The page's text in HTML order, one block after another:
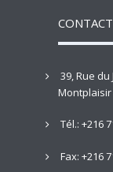
CONTACT
39, Rue du
Montplaisir
Tél.: +216
Fax: +216